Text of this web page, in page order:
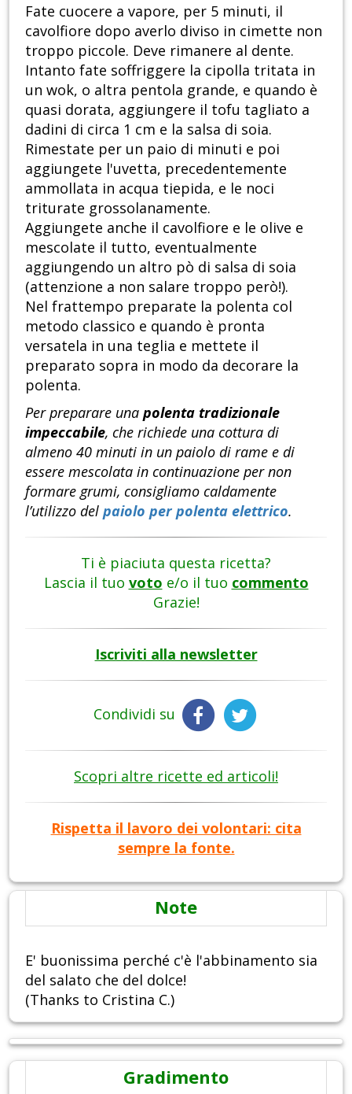
Fate cuocere a vapore, per 5 minuti, il
cavolfiore dopo averlo diviso in cimette non
troppo piccole. Deve rimanere al dente.
Intanto fate soffriggere la cipolla tritata in
un wok, o altra pentola grande, e quando è
quasi dorata, aggiungere il tofu tagliato a
dadini di circa 1 cm e la salsa di soia.
Rimestate per un paio di minuti e poi
aggiungete l'uvetta, precedentemente
ammollata in acqua tiepida, e le noci
triturate grossolanamente.
Aggiungete anche il cavolfiore e le olive e
mescolate il tutto, eventualmente
aggiungendo un altro pò di salsa di soia
(attenzione a non salare troppo però!).
Nel frattempo preparate la polenta col
metodo classico e quando è pronta
versatela in una teglia e mettete il
preparato sopra in modo da decorare la
polenta.
Per preparare una polenta tradizionale
impeccabile, che richiede una cottura di
almeno 40 minuti in un paiolo di rame e di
essere mescolata in continuazione per non
formare grumi, consigliamo caldamente
l’utilizzo del paiolo per polenta elettrico.
Ti è piaciuta questa ricetta?
Lascia il tuo voto e/o il tuo commento
Grazie!
Iscriviti alla newsletter
Condividi su
Scopri altre ricette ed articoli!
Rispetta il lavoro dei volontari: cita
sempre la fonte.
Note
E' buonissima perché c'è l'abbinamento sia
del salato che del dolce!
(Thanks to Cristina C.)
Gradimento